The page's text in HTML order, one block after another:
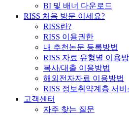
BI 및 배너 다운로드
RISS 처음 방문 이세요?
RISS란?
RISS 이용권한
내 추천논문 등록방법
RISS 자료 유형별 이용
복사/대출 이용방법
해외전자자료 이용방법
RISS 정보취약계층 서
고객센터
자주 찾는 질문